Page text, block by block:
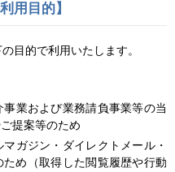
用目的】
目的で利用いたします。
業および業務請負事業等の当
提案等のため
ガジン・ダイレクトメール・
め（取得した閲覧履歴や行動
ーする